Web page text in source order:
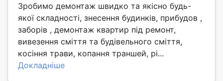
Зробимо демонтаж швидко та якісно будь-
якої складності, знесення будинків, прибудов ,
заборів , демонтаж квартир під ремонт,
вивезення сміття та будівельного сміття,
косіння трави, копання траншей, рі...
Докладніше